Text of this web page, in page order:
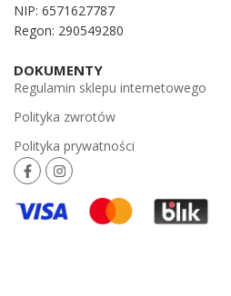
NIP: 6571627787
Regon: 290549280
DOKUMENTY
Regulamin sklepu internetowego
Polityka zwrotów
Polityka prywatności